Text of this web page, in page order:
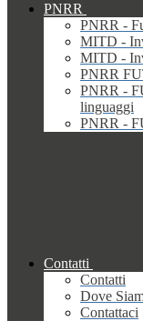
PNRR
PNRR -
MITD -
MITD -
PNRR
PNRR -
linguaggi
PNRR -
Contatti
Contatti
Dove
Contattaci